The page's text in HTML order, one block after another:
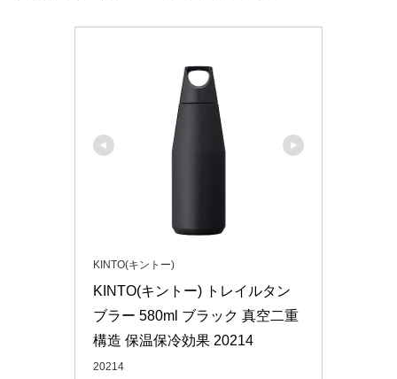
KINTO(キントー)
KINTO(キントー) トレイルタン
ブラー 580ml ブラック 真空二重
構造 保温保冷効果 20214
20214